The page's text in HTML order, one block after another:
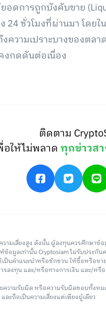
อดการถูกบังคับขาย
24 ชั่วโมงที่ผ่านมา โดย
ความเปราะบางของตล
งกดดันต่อเนื่อง
ติดตาม
อให้ไม่พลาดทุกข่าวส
วามเสี่ยงสูง ดังนั้น ผู้ลงทุนควรศึกษาข้
ข้อมูลเท่านั้น Cryptosiam ไม่รับประ
เป็นคำแนะนำหรือชักชวน ให้ซื้อหรือข
รลงทุน และ/หรือทางการเงิน และ/ห
ความรับผิด หรือความรับผิดชอบทั้งห
ละถือเป็นความเสี่ยงแต่เพียงผู้เดียว